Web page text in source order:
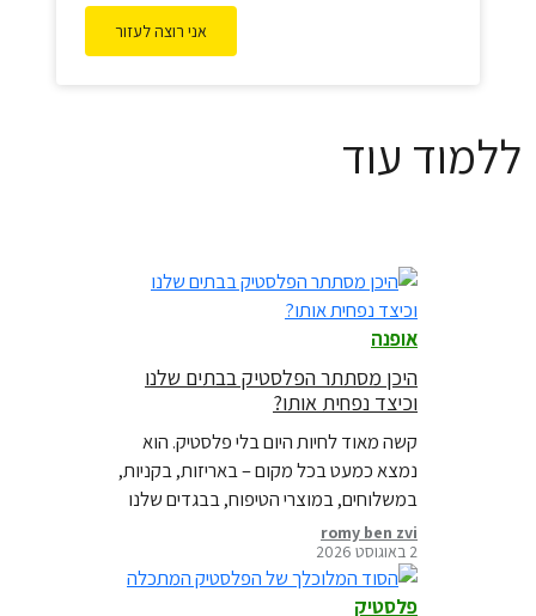
אני רוצה לעזור
ללמוד עוד
אופנה
היכן מסתתר הפלסטיק בבתים שלנו
וכיצד נפחית אותו?
קשה מאוד לחיות היום בלי פלסטיק. הוא
נמצא כמעט בכל מקום – באריזות, בקניות,
במשלוחים, במוצרי הטיפוח, בבגדים שלנו
ובאוכל שאנחנו קונים. איך אפשר לצמצם
אותו?
romy ben zvi
2 באוגוסט 2026
פלסטיק